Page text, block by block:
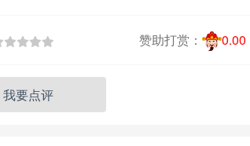
赞助打赏： 0.00
我要点评